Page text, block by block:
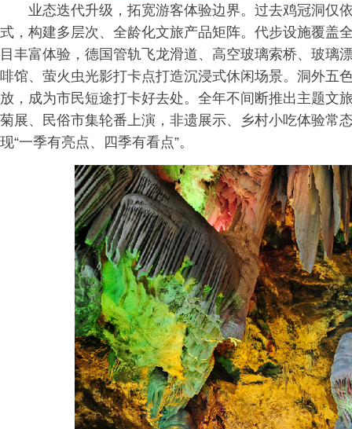
业态迭代升级，拓宽游客体验边界。过去鸡冠洞仅
式，构建多层次、全龄化文旅产品矩阵。代步设施覆盖
目丰富体验，德国管轨飞龙滑道、高空玻璃索桥、玻璃
啡馆、萤火虫光影打卡点打造沉浸式休闲场景。洞外五
放，成为市民短途打卡好去处。全年不间断推出主题文
菊展、民俗市集轮番上演，非遗展示、乡村小吃体验常
现“一季有亮点、四季有看点”。